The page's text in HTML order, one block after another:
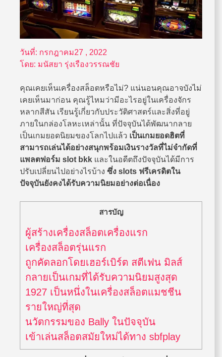
วันที่: กรกฎาคม27 , 2022
โดย: มนัสยา รุ่งเรืองวรรณชัย
คุณเคยเห็นเครื่องสล็อตหรือไม่? แน่นอนคุณอาจบังไม่
เคยเห็นมาก่อน คุณรู้ไหมว่ามีอะไรอยู่ในเครื่องจักร
หลากสีสัน เรียนรู้เกี่ยวกับประวัติศาสตร์และสิ่งที่อยู่
ภายในกล่องโลหะเหล่านั้น ที่ปัจจุบันได้พัฒนากลาย
เป็นเกมยอดนิยมของโลกไปแล้ว เป็นเกมยอดฮิตที่
สามารถเล่นได้อย่างสนุกพร้อมเงินรางวัลที่ไม่จำกัดที่
แพลตฟอร์ม slot bkk และในอดีตถึงปัจจุบันได้มีการ
ปรับเปลี่ยนไปอย่างไรบ้าง ซึ่ง slots ฟรีเครดิตใน
ปัจจุบันยังคงได้รับความนิยมอย่างต่อเนื่อง
สารบัญ
ผู้สร้างเครื่องสล็อตเครื่องแรก
เครื่องสล็อตรุ่นแรก
ถูกคัดลอกโดยเฮอร์เบิร์ต สตีเฟน มิลส์
กลายเป็นเกมที่ได้รับความนิยมสูงสุด
1927 เป็นหนึ่งในเครื่องสล็อตแมชชีน
รายใหญ่ที่สุด
นวัตกรรมของ Bally ในปัจจุบัน
เข้าเล่นสล็อตสมัยใหม่ได้ทาง sbfplay